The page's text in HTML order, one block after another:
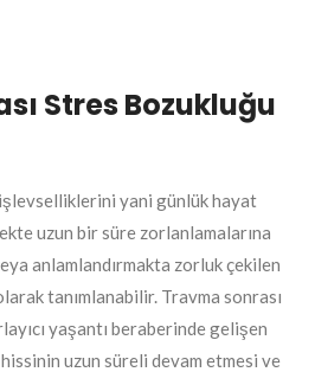
Stres Bozukluğu
yani günlük hayat
uzun bir süre zorlanlamalarına
anlamlandırmakta zorluk çekilen
tanımlanabilir. Travma sonrası
yaşantı beraberinde gelişen
uzun süreli devam etmesi ve